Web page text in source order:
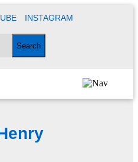
INSTAGRAM